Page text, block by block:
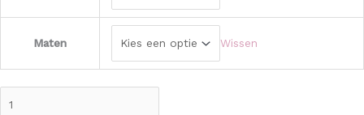
Maten Wissen